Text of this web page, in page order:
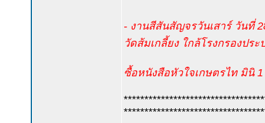
- งานสีสันสัญจรวันเสาร์ วันที่
วัดส้มเกลี้ยง ใกล้โรงกรองป
ซื้อหนังสือหัวใจเกษตรไท มินิ